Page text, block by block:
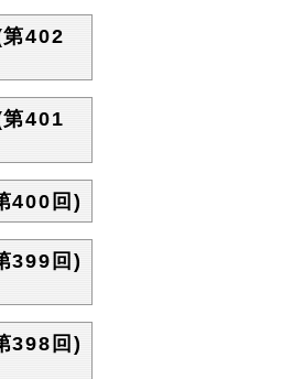
402
401
400回)
399回)
398回)